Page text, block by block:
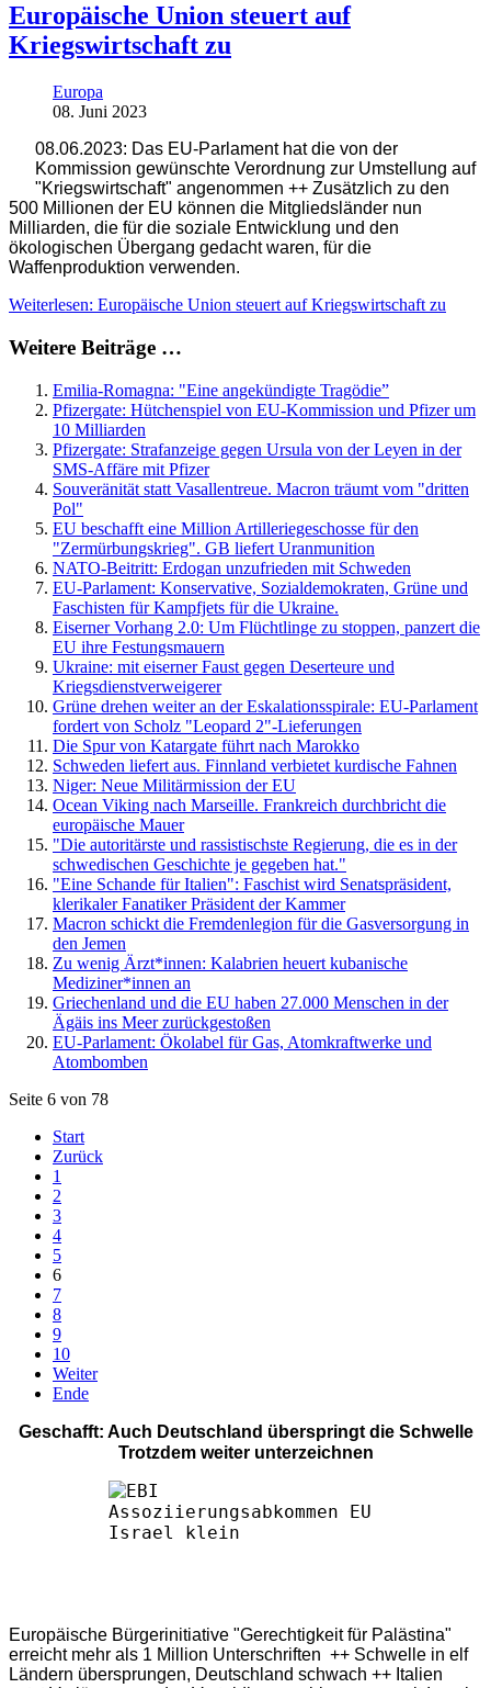
Europäische Union steuert auf
Kriegswirtschaft zu
Europa
08. Juni 2023
08.06.2023: Das EU-Parlament hat die von der
Kommission gewünschte Verordnung zur Umstellung auf
"Kriegswirtschaft" angenommen ++ Zusätzlich zu den
500 Millionen der EU können die Mitgliedsländer nun
Milliarden, die für die soziale Entwicklung und den
ökologischen Übergang gedacht waren, für die
Waffenproduktion verwenden.
Weiterlesen: Europäische Union steuert auf Kriegswirtschaft zu
Weitere Beiträge …
Emilia-Romagna: "Eine angekündigte Tragödie”
Pfizergate: Hütchenspiel von EU-Kommission und Pfizer um
10 Milliarden
Pfizergate: Strafanzeige gegen Ursula von der Leyen in der
SMS-Affäre mit Pfizer
Souveränität statt Vasallentreue. Macron träumt vom "dritten
Pol"
EU beschafft eine Million Artilleriegeschosse für den
"Zermürbungskrieg". GB liefert Uranmunition
NATO-Beitritt: Erdogan unzufrieden mit Schweden
EU-Parlament: Konservative, Sozialdemokraten, Grüne und
Faschisten für Kampfjets für die Ukraine.
Eiserner Vorhang 2.0: Um Flüchtlinge zu stoppen, panzert die
EU ihre Festungsmauern
Ukraine: mit eiserner Faust gegen Deserteure und
Kriegsdienstverweigerer
Grüne drehen weiter an der Eskalationsspirale: EU-Parlament
fordert von Scholz "Leopard 2"-Lieferungen
Die Spur von Katargate führt nach Marokko
Schweden liefert aus. Finnland verbietet kurdische Fahnen
Niger: Neue Militärmission der EU
Ocean Viking nach Marseille. Frankreich durchbricht die
europäische Mauer
"Die autoritärste und rassistischste Regierung, die es in der
schwedischen Geschichte je gegeben hat."
"Eine Schande für Italien": Faschist wird Senatspräsident,
klerikaler Fanatiker Präsident der Kammer
Macron schickt die Fremdenlegion für die Gasversorgung in
den Jemen
Zu wenig Ärzt*innen: Kalabrien heuert kubanische
Mediziner*innen an
Griechenland und die EU haben 27.000 Menschen in der
Ägäis ins Meer zurückgestoßen
EU-Parlament: Ökolabel für Gas, Atomkraftwerke und
Atombomben
Seite 6 von 78
Start
Zurück
1
2
3
4
5
6
7
8
9
10
Weiter
Ende
Geschafft: Auch Deutschland überspringt die Schwelle
Trotzdem weiter unterzeichnen
Europäische Bürgerinitiative "Gerechtigkeit für Palästina"
erreicht mehr als 1 Million Unterschriften ++ Schwelle in elf
Ländern übersprungen, Deutschland schwach ++ Italien